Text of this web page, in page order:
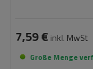
7,59 € inkl. MwSt
Große Menge